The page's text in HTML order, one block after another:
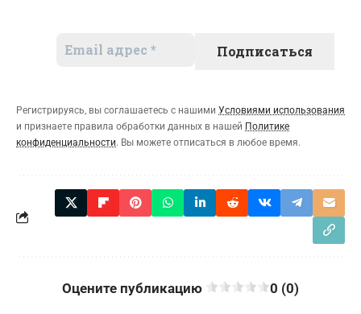
Регистрируясь, вы соглашаетесь с нашими Условиями использования
и признаете правила обработки данных в нашей Политике
конфиденциальности. Вы можете отписаться в любое время.
Оцените публикацию 0 (0)